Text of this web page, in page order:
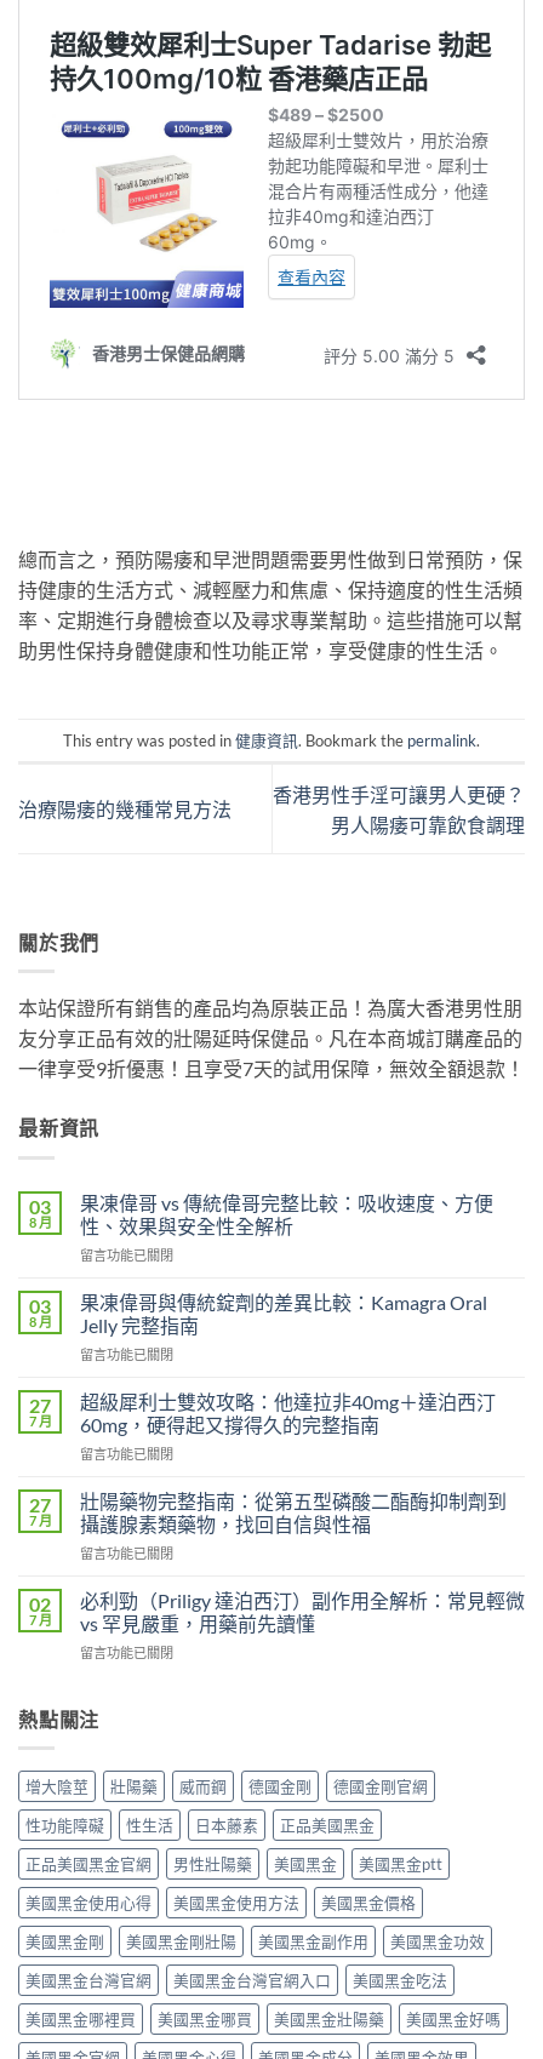
總而言之，預防陽痿和早泄問題需要男性做到日常預防，保
持健康的生活方式、減輕壓力和焦慮、保持適度的性生活頻
率、定期進行身體檢查以及尋求專業幫助。這些措施可以幫
助男性保持身體健康和性功能正常，享受健康的性生活。
This entry was posted in健康資訊. Bookmark the permalink.
治療陽痿的幾種常見方法
香港男性手淫可讓男人更硬？
男人陽痿可靠飲食調理
關於我們
本站保證所有銷售的產品均為原裝正品！為廣大香港男性朋
友分享正品有效的壯陽延時保健品。凡在本商城訂購產品的
一律享受9折優惠！且享受7天的試用保障，無效全額退款！
最新資訊
03
8 月
果凍偉哥 vs 傳統偉哥完整比較：吸收速度、方便
性、效果與安全性全解析
在
凍
偉
哥
vs
統
偉
完
比
較：
收
度、
方
便
果
與
全
性
全
解
析〉
中
留言功能已關閉
03
8 月
果凍偉哥與傳統錠劑的差異比較：Kamagra Oral
Jelly 完整指南
在
凍
偉
哥
與
統
錠
劑
的
異
比
Kamagra
完
南〉
中
留言功能已關閉
27
7 月
超級犀利士雙效攻略：他達拉非40mg＋達泊西汀
60mg，硬得起又撐得久的完整指南
在
級
犀
利
士
效
他
非
達
泊
西
汀
60mg，
硬
得
起
又
撐
得
久
的
完
留言功能已關閉
27
7 月
壯陽藥物完整指南：從第五型磷酸二酯酶抑制劑到
攝護腺素類藥物，找回自信與性福
在
陽
藥
物
完
南：
五
型
磷
酸
二
酯
酶
抑
制
劑
到
攝
護
腺
留言功能已關閉
02
7 月
必利勁（Priligy 達泊西汀）副作用全解析：常見輕微
vs 罕見嚴重，用藥前先讀懂
在
勁
（Priligy
泊
西
汀）
副
作
用
全
解
析：
常
見
輕
微
vs
留言功能已關閉
熱點關注
增大陰莖 壯陽藥 威而鋼 德國金剛
德國金剛官網
性功能障礙
性生活 日本藤素
正品美國黑金
正品美國黑金官網
男性壯陽藥 美國黑金
美國黑金ptt
美國黑金使用心得
美國黑金使用方法
美國黑金價格
美國黑金剛
美國黑金剛壯陽 美國黑金副作用
美國黑金功效
美國黑金台灣官網
美國黑金台灣官網入口
美國黑金吃法
美國黑金哪裡買
美國黑金哪買 美國黑金壯陽藥
美國黑金好嗎